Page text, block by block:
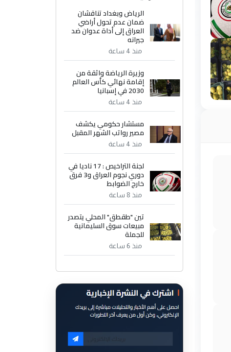
الرياض وبغداد تناقشان
ضمان عدم تحول أراضي
العراق إلى أداة عدوان ضد
جيرانه
منذ 4 ساعة
وزيرة الرياضة واثقة من
إقامة نهائي كأس العالم
2030 في إسبانيا
منذ 4 ساعة
مستشار حكومي يكشف
مصير رواتب الشهر المقبل
منذ 4 ساعة
لجنة التراخيص : 17 ناديا في
دوري نجوم العراق و3 فرق
خارج الضوابط
منذ 8 ساعة
تين "طقطق" المحلي يتصدر
مبيعات سوق السليمانية
للجملة
منذ 6 ساعة